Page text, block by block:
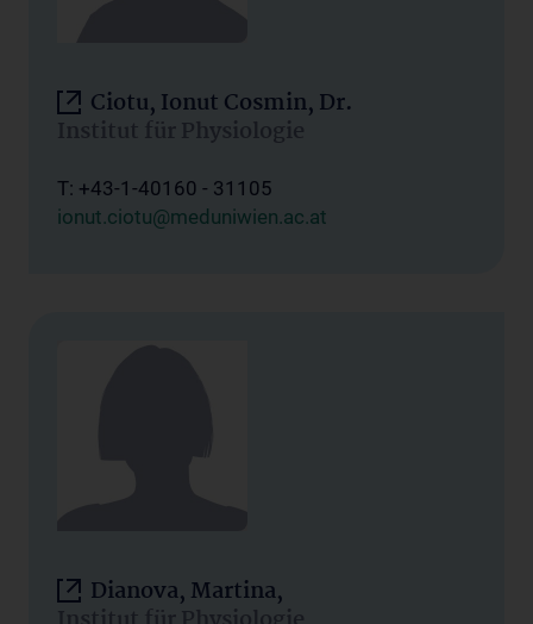
Ciotu, Ionut Cosmin, Dr.
Institut für Physiologie
T: +43-1-40160 - 31105
ionut.ciotu@meduniwien.ac.at
Dianova, Martina,